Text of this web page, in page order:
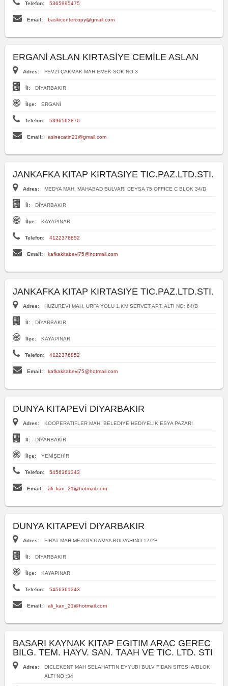
Telefon: 5365995475
Email: baskicentercopy@gmail.com
ERGANİ ASLAN KIRTASİYE CEMİLE ASLAN
Adres: FEVZİ ÇAKMAK MAH EMEK SOK NO:3
İl: DİYARBAKIR
İlçe: ERGANİ
Telefon: 5396562870
Email: aslnecatin21@gmail.com
JANKAFKA KITAP KIRTASIYE TIC.PAZ.LTD.STI.
Adres: MEDYA MAH. MAHABAD BULVARI CEYSA 75 OFFICE C BLOK 34/D
İl: DİYARBAKIR
İlçe: KAYAPINAR
Telefon: 4122376852
Email: kafkakitabevi75@hotmail.com
JANKAFKA KITAP KIRTASIYE TIC.PAZ.LTD.STI.
Adres: HUZUREVI MAH. URFA YOLU 1.KM SERVET APT. ALTI NO: 64/B
İl: DİYARBAKIR
İlçe: KAYAPINAR
Telefon: 4122376852
Email: kafkakitabevi75@hotmail.com
DUNYA KITAPEVİ DIYARBAKIR
Adres: KOOPERATIFLER MAH. BELEDIYE HEDIYELIK ESYA PAZARI
İl: DİYARBAKIR
İlçe: YENİŞEHİR
Telefon: 5456361343
Email: ali_kan_21@hotmail.com
DUNYA KITAPEVİ DIYARBAKIR
Adres: FIRAT MAH MEZOPOTAMYA BULVARINO:17/2B
İl: DİYARBAKIR
İlçe: KAYAPINAR
Telefon: 5456361343
Email: ali_kan_21@hotmail.com
BASARI KAYNAK KITAP EGITIM ARAC GEREC
BILG. TEM. HAYV. SAN. TAAH VE TIC. LTD. STI
Adres:
DICLEKENT MAH SELAHATTIN EYYUBI BULV FIDAN SITESI A/BLOK
ALTI NO :34